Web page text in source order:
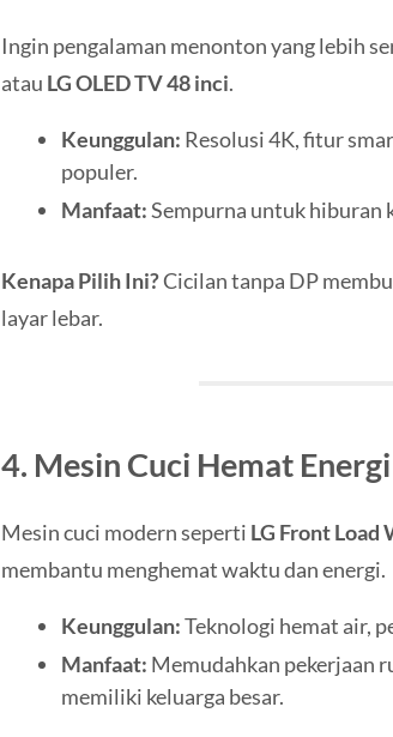
Ingin pengalaman menonton yang lebih
atau LG OLED TV 48 inci.
Keunggulan: Resolusi 4K, fitur
populer.
Manfaat:Sempurna untuk hiburan
Kenapa Pilih Ini?Cicilan tanpa DP
layar lebar.
4. Mesin Cuci Hemat Energi
Mesin cuci modern seperti LG Front Load
membantu menghemat waktu dan energi.
Keunggulan:Teknologi hemat air,
Manfaat: Memudahkan pekerjaan
memiliki keluarga besar.